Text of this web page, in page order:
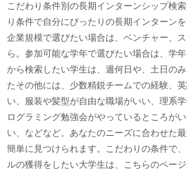
こだわり条件別の長期インターンシップ検
り条件で自分にぴったりの長期インターン
企業規模で選びたい場合は、ベンチャー、
ら。参加可能な学年で選びたい場合は、学
から検索したい学生は、週何日や、土日の
たその他には、少数精鋭チームでの経験、
い、服装や髪型が自由な職場がいい、理系
ログラミング勉強会がやっているところが
い、などなど。あなたのニーズに合わせた
簡単に見つけられます。こだわりの条件で
ルの獲得をしたい大学生は、こちらのペー